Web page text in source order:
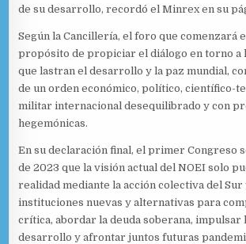
de su desarrollo, recordó el Minrex en su
Según la Cancillería, el foro que comenzará
propósito de propiciar el diálogo en torno a
que lastran el desarrollo y la paz mundial,
de un orden económico, político, científico-
militar internacional desequilibrado y con
hegemónicas.
En su declaración final, el primer Congreso
de 2023 que la visión actual del NOEI solo
realidad mediante la acción colectiva del Sur
instituciones nuevas y alternativas para
crítica, abordar la deuda soberana, impulsar
desarrollo y afrontar juntos futuras